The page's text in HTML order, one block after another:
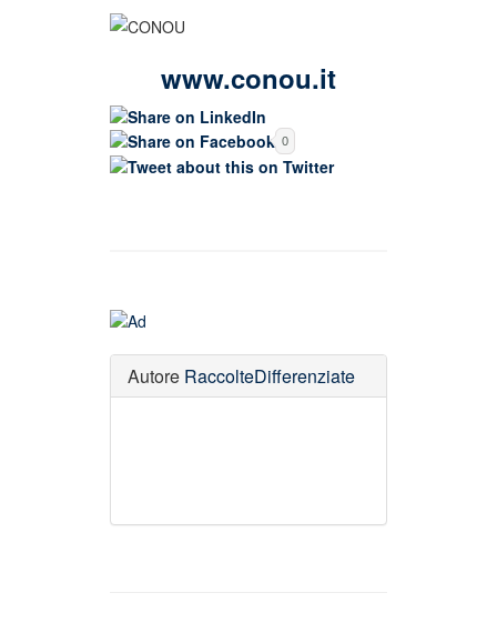
www.conou.it
0
Autore RaccolteDifferenziate